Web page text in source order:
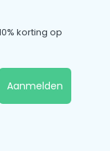
korting op
Aanmelden